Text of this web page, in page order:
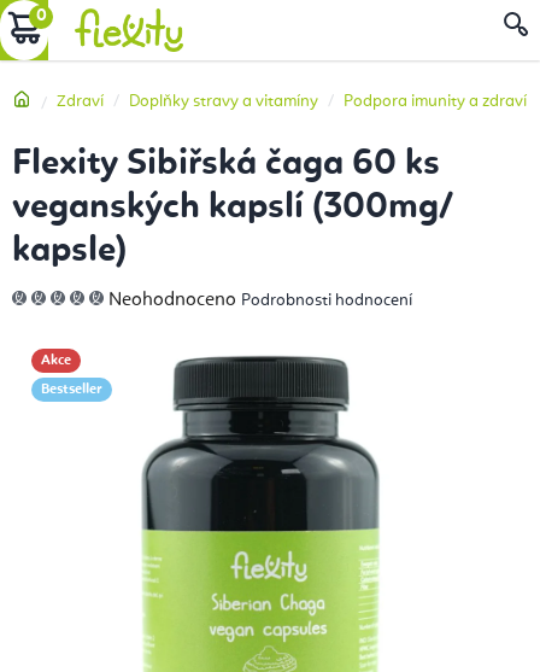
Přejít
na
NÁKUPNÍ
DomůZdraví Doplňky stravy a vitamíny Podpora imunity a zdraví
Flexity Sibiřská čaga 60 ks
veganských kapslí (300mg/
kapsle)
Průměrné
hodnocení
5
hvězdiček.
Neohodnoceno Podrobnosti hodnocení
Akce
Bestseller